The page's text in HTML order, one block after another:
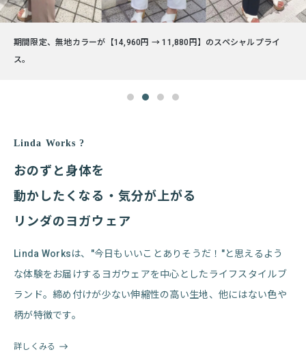
ペシャルプライ 太陽が似合う、トロピカルプリント。7月28日夜9時
Linda Works ?
おのずと身体を
動かしたくなる・気分が上がる
リンダのヨガウェア
Linda Worksは、"今日もいいことありそうだ！"と思えるよう
な体験をお届けするヨガウェアを中心としたライフスタイルブ
ランド。締め付けが少ない伸縮性の高い生地、他にはない色や
柄が特徴です。
詳しくみる